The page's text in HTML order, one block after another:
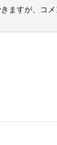
ますが、コ